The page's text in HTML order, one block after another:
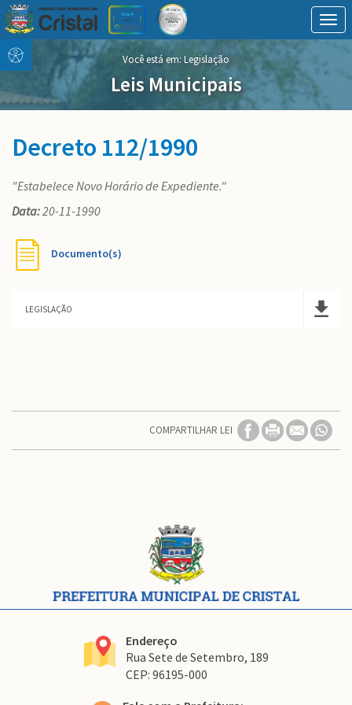
Conteúdo
Menu
conteúdo
do
menu
Você está em:Legislação
Leis Municipais
Decreto 112/1990
"Estabelece Novo Horário de Expediente."
Data:20-11-1990
Documento(s)
LEGISLAÇÃO
COMPARTILHAR LEI
Conteúdo
Rodapé
Endereço
Rua Sete de Setembro, 189
CEP: 96195-000